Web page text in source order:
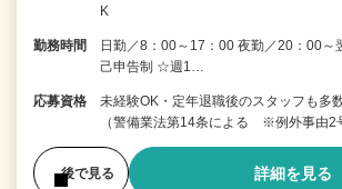
K
勤務時間
日勤／8：00～17：00 夜勤／20：00
己申告制 ☆週1…
応募資格
未経験OK・定年退職後のスタッフも多
（警備業法第14条による ※例外事由2
後で見る 詳細を見る